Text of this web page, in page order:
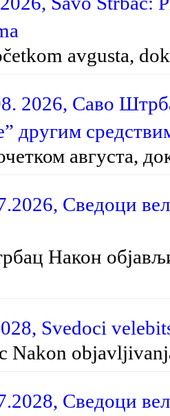
avgusta,
2026, Саво
другим
августа,
Сведоци
На­кон
Svedoci
Na­kon
Сведоци